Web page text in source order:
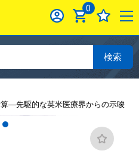
0
検索
―先駆的な英米医療界からの示唆